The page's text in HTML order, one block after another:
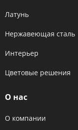
Латунь
Нержавеющая сталь
Интерьер
Цветовые решения
О нас
О компании